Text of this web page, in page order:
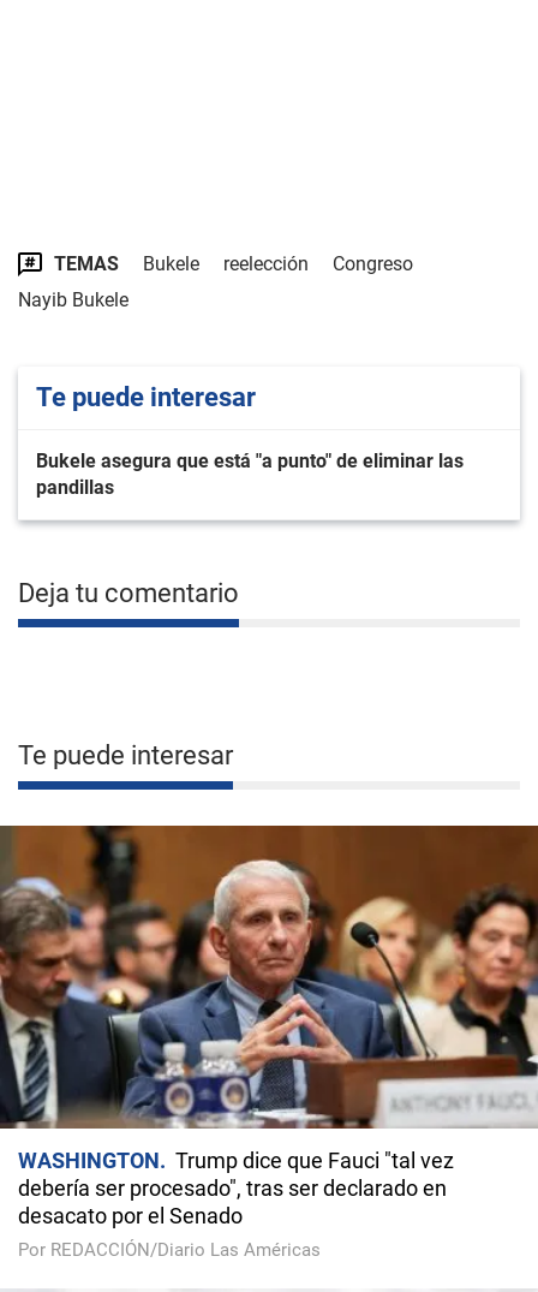
TEMAS Bukele reelección
Congreso
Nayib Bukele
Te puede interesar
Bukele asegura que está "a punto" de eliminar las
pandillas
Deja tu comentario
Te puede interesar
WASHINGTON
Trump dice que Fauci "tal vez
debería ser procesado", tras ser declarado en
desacato por el Senado
Por REDACCIÓN/Diario Las Américas